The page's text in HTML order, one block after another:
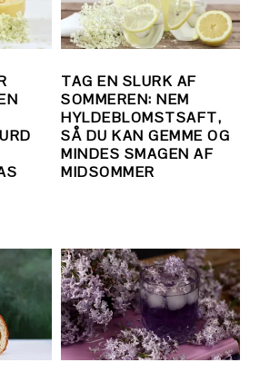
TAG EN SLURK AF
SOMMEREN: NEM
HYLDEBLOMSTSAFT,
SÅ DU KAN GEMME OG
MINDES SMAGEN AF
MIDSOMMER